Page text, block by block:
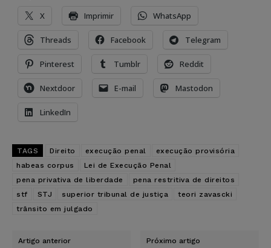
X Imprimir WhatsApp
Threads Facebook Telegram
Pinterest Tumblr Reddit
Nextdoor E-mail Mastodon
LinkedIn
TAGS Direito execução penal
execução provisória
habeas corpus
Lei de Execução Penal
pena privativa de liberdade
pena restritiva de direitos
stf
STJ superior tribunal de justiça
teori zavascki
trânsito em julgado
Artigo anterior Próximo artigo